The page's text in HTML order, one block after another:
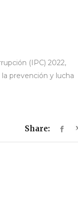
(IPC) 2022,
prevención y lucha
Share: